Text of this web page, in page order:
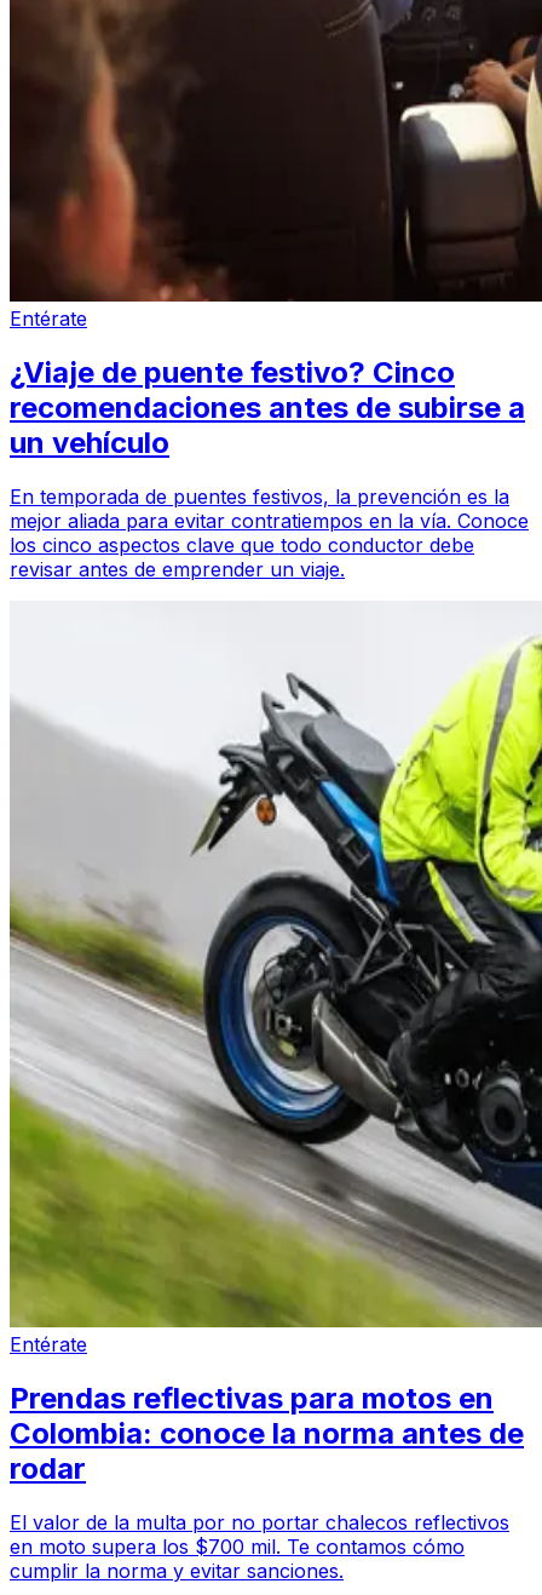
Entérate
¿Viaje de puente festivo? Cinco
recomendaciones antes de subirse a
un vehículo
En temporada de puentes festivos, la prevención es la
mejor aliada para evitar contratiempos en la vía. Conoce
los cinco aspectos clave que todo conductor debe
revisar antes de emprender un viaje.
Entérate
Prendas reflectivas para motos en
Colombia: conoce la norma antes de
rodar
El valor de la multa por no portar chalecos reflectivos
en moto supera los $700 mil. Te contamos cómo
cumplir la norma y evitar sanciones.